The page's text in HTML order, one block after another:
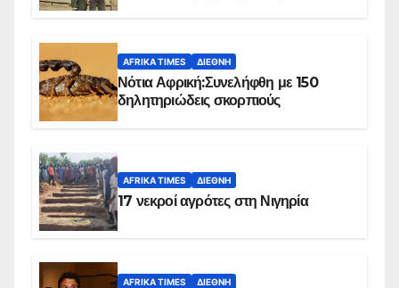
AFRIKA TIMES ΔΙΕΘΝΉ
Νότια Αφρική:Συνελήφθη με 150
δηλητηριώδεις σκορπιούς
AFRIKA TIMES ΔΙΕΘΝΉ
17 νεκροί αγρότες στη Νιγηρία
AFRIKA TIMES ΔΙΕΘΝΉ